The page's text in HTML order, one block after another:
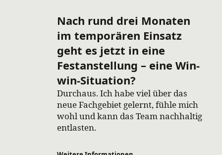
Nach rund drei Monaten
im temporären Einsatz
geht es jetzt in eine
Festanstellung – eine Win-
win-Situation?
Durchaus. Ich habe viel über das
neue Fachgebiet gelernt, fühle mich
wohl und kann das Team nachhaltig
entlasten.